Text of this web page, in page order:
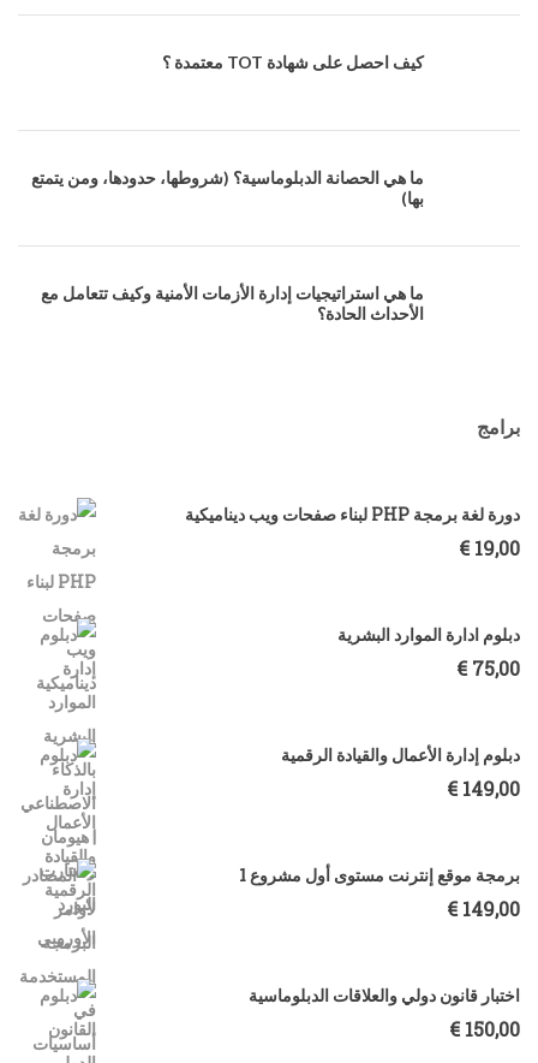
كيف احصل على شهادة TOT معتمدة ؟
ما هي الحصانة الدبلوماسية؟ (شروطها، حدودها، ومن يتمتع
بها)
ما هي استراتيجيات إدارة الأزمات الأمنية وكيف تتعامل مع
الأحداث الحادة؟
برامج
دورة لغة برمجة PHP لبناء صفحات ويب ديناميكية
€ 19,00
دبلوم ادارة الموارد البشرية
€ 75,00
دبلوم إدارة الأعمال والقيادة الرقمية
€ 149,00
برمجة موقع إنترنت مستوى أول مشروع 1
€ 149,00
اختبار قانون دولي والعلاقات الدبلوماسية
€ 150,00